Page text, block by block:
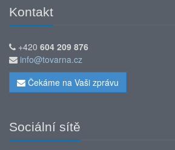
Kontakt
+420 604 209 876
info@tovarna.cz
Čekáme na Vaši zprávu
Sociální sítě